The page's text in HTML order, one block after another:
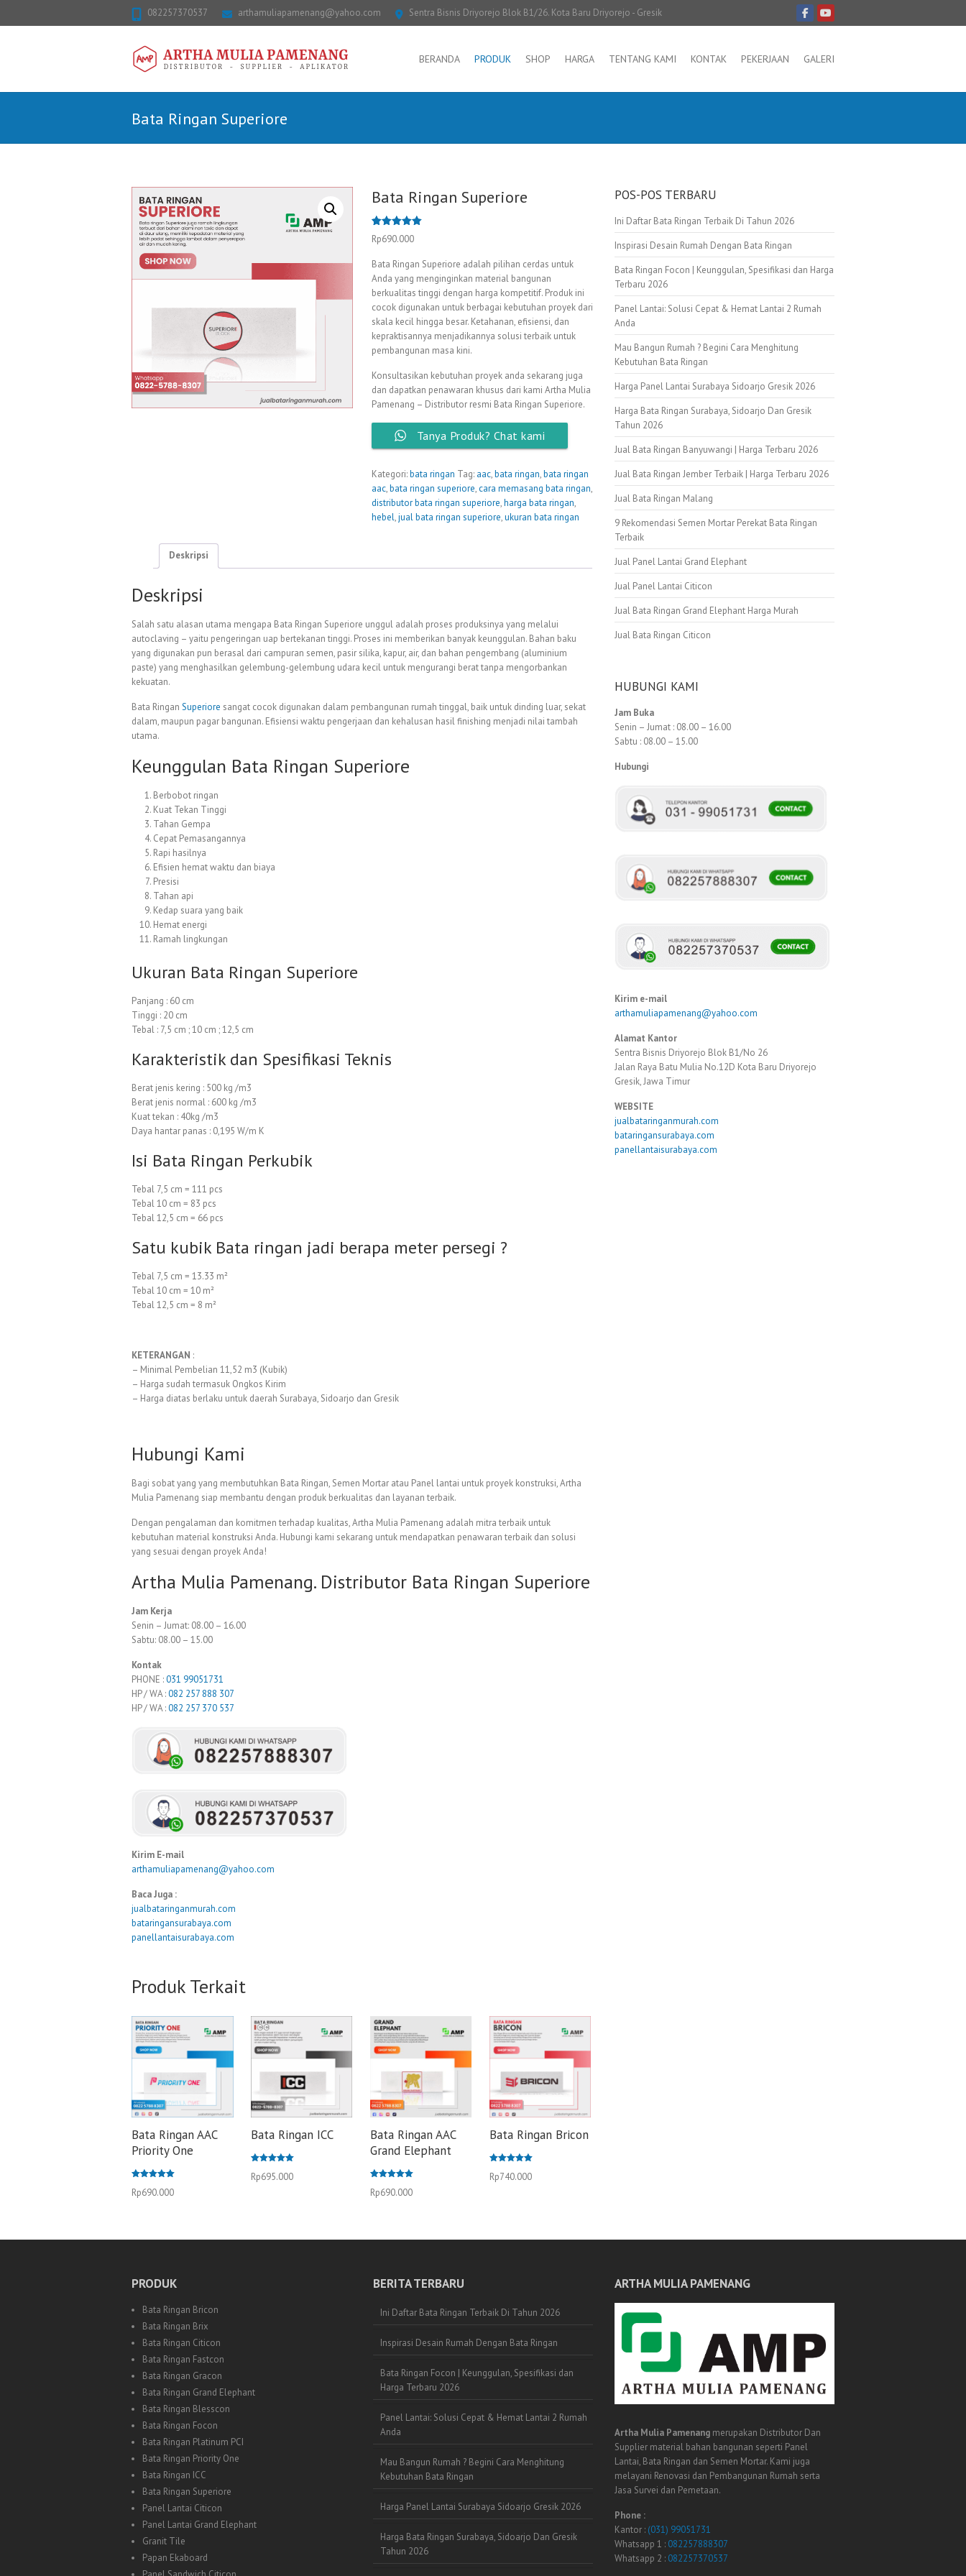
082257370537 arthamuliapamenang@yahoo.com Sentra Bisnis Driyorejo Blok B1/26. Kota Baru Driyorejo - Gresik
BERANDA PRODUK SHOP HARGA TENTANG KAMI KONTAK PEKERJAAN GALERI
Bata Ringan Superiore
Bata Ringan Superiore
Peringkat
5.00dari 5
n
1
penilaian
pelanggan
Rp690.000
Bata Ringan Superiore adalah pilihan cerdas untuk
Anda yang menginginkan material bangunan
berkualitas tinggi dengan harga kompetitif. Produk ini
cocok digunakan untuk berbagai kebutuhan proyek dari
skala kecil hingga besar. Ketahanan, efisiensi, dan
kepraktisannya menjadikannya solusi terbaik untuk
pembangunan masa kini.
Konsultasikan kebutuhan proyek anda sekarang juga
dan dapatkan penawaran khusus dari kami Artha Mulia
Pamenang – Distributor resmi Bata Ringan Superiore.
Tanya Produk? Chat kami
Kategori:bata ringan Tag: aac,bata ringan,bata ringan
aac,bata ringan superiore,cara memasang bata ringan,
distributor bata ringan superiore,harga bata ringan,
hebel,jual bata ringan superiore,ukuran bata ringan
Deskripsi
Deskripsi
Salah satu alasan utama mengapa Bata Ringan Superiore unggul adalah proses produksinya yang melalui
autoclaving – yaitu pengeringan uap bertekanan tinggi. Proses ini memberikan banyak keunggulan. Bahan baku
yang digunakan pun berasal dari campuran semen, pasir silika, kapur, air, dan bahan pengembang (aluminium
paste) yang menghasilkan gelembung-gelembung udara kecil untuk mengurangi berat tanpa mengorbankan
kekuatan.
Bata Ringan Superiore sangat cocok digunakan dalam pembangunan rumah tinggal, baik untuk dinding luar, sekat
dalam, maupun pagar bangunan. Efisiensi waktu pengerjaan dan kehalusan hasil finishing menjadi nilai tambah
utama.
Keunggulan Bata Ringan Superiore
Berbobot ringan
Kuat Tekan Tinggi
Tahan Gempa
Cepat Pemasangannya
Rapi hasilnya
Efisien hemat waktu dan biaya
Presisi
Tahan api
Kedap suara yang baik
Hemat energi
Ramah lingkungan
Ukuran Bata Ringan Superiore
Panjang : 60 cm
Tinggi : 20 cm
Tebal : 7,5 cm ; 10 cm ; 12,5 cm
Karakteristik dan Spesifikasi Teknis
Berat jenis kering : 500 kg /m3
Berat jenis normal : 600 kg /m3
Kuat tekan : 40kg /m3
Daya hantar panas : 0,195 W/m K
Isi Bata Ringan Perkubik
Tebal 7,5 cm = 111 pcs
Tebal 10 cm = 83 pcs
Tebal 12,5 cm = 66 pcs
Satu kubik Bata ringan jadi berapa meter persegi ?
Tebal 7,5 cm = 13.33 m²
Tebal 10 cm = 10 m²
Tebal 12,5 cm = 8 m²
KETERANGAN :
– Minimal Pembelian 11,52 m3 (Kubik)
– Harga sudah termasuk Ongkos Kirim
– Harga diatas berlaku untuk daerah Surabaya, Sidoarjo dan Gresik
Hubungi Kami
Bagi sobat yang yang membutuhkan Bata Ringan, Semen Mortar atau Panel lantai untuk proyek konstruksi, Artha
Mulia Pamenang siap membantu dengan produk berkualitas dan layanan terbaik.
Dengan pengalaman dan komitmen terhadap kualitas, Artha Mulia Pamenang adalah mitra terbaik untuk
kebutuhan material konstruksi Anda. Hubungi kami sekarang untuk mendapatkan penawaran terbaik dan solusi
yang sesuai dengan proyek Anda!
Artha Mulia Pamenang. Distributor Bata Ringan Superiore
Jam Kerja
Senin – Jumat: 08.00 – 16.00
Sabtu: 08.00 – 15.00
Kontak
PHONE :031 99051731
HP / WA :082 257 888 307
HP / WA :082 257 370 537
Kirim E-mail
arthamuliapamenang@yahoo.com
Baca Juga :
jualbataringanmurah.com
bataringansurabaya.com
panellantaisurabaya.com
Produk Terkait
Bata Ringan AAC
Priority One
5.00
Rp690.000
Bata Ringan ICC
5.00
Rp695.000
Bata Ringan AAC
Grand Elephant
5.00
Rp690.000
Bata Ringan Bricon
5.00
Rp740.000
POS-POS TERBARU
Ini Daftar Bata Ringan Terbaik Di Tahun 2026
Inspirasi Desain Rumah Dengan Bata Ringan
Bata Ringan Focon | Keunggulan, Spesifikasi dan Harga
Terbaru 2026
Panel Lantai: Solusi Cepat & Hemat Lantai 2 Rumah
Anda
Mau Bangun Rumah ? Begini Cara Menghitung
Kebutuhan Bata Ringan
Harga Panel Lantai Surabaya Sidoarjo Gresik 2026
Harga Bata Ringan Surabaya, Sidoarjo Dan Gresik
Tahun 2026
Jual Bata Ringan Banyuwangi | Harga Terbaru 2026
Jual Bata Ringan Jember Terbaik | Harga Terbaru 2026
Jual Bata Ringan Malang
9 Rekomendasi Semen Mortar Perekat Bata Ringan
Terbaik
Jual Panel Lantai Grand Elephant
Jual Panel Lantai Citicon
Jual Bata Ringan Grand Elephant Harga Murah
Jual Bata Ringan Citicon
HUBUNGI KAMI
Jam Buka
Senin – Jumat : 08.00 – 16.00
Sabtu : 08.00 – 15.00
Hubungi
Kirim e-mail
arthamuliapamenang@yahoo.com
Alamat Kantor
Sentra Bisnis Driyorejo Blok B1/No 26
Jalan Raya Batu Mulia No.12D Kota Baru Driyorejo
Gresik, Jawa Timur
WEBSITE
jualbataringanmurah.com
bataringansurabaya.com
panellantaisurabaya.com
PRODUK
Bata Ringan Bricon
Bata Ringan Brix
Bata Ringan Citicon
Bata Ringan Fastcon
Bata Ringan Gracon
Bata Ringan Grand Elephant
Bata Ringan Blesscon
Bata Ringan Focon
Bata Ringan Platinum PCI
Bata Ringan Priority One
Bata Ringan ICC
Bata Ringan Superiore
Panel Lantai Citicon
Panel Lantai Grand Elephant
Granit Tile
Papan Ekaboard
BERITA TERBARU
Ini Daftar Bata Ringan Terbaik Di Tahun 2026
Inspirasi Desain Rumah Dengan Bata Ringan
Bata Ringan Focon | Keunggulan, Spesifikasi dan
Harga Terbaru 2026
Panel Lantai: Solusi Cepat & Hemat Lantai 2 Rumah
Anda
Mau Bangun Rumah ? Begini Cara Menghitung
Kebutuhan Bata Ringan
Harga Panel Lantai Surabaya Sidoarjo Gresik 2026
Harga Bata Ringan Surabaya, Sidoarjo Dan Gresik
Tahun 2026
ARTHA MULIA PAMENANG
Artha Mulia Pamenangmerupakan Distributor Dan
Supplier material bahan bangunan seperti Panel
Lantai, Bata Ringan dan Semen Mortar. Kami juga
melayani Renovasi dan Pembangunan Rumah serta
Jasa Survei dan Pemetaan.
Phone :
Kantor : (031) 99051731
Whatsapp 1 : 082257888307
Whatsapp 2 : 082257370537